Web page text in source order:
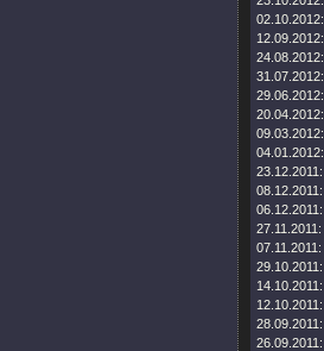
02.10.2012:
12.09.2012:
24.08.2012:
31.07.2012:
29.06.2012:
20.04.2012:
09.03.2012:
04.01.2012:
23.12.2011:
08.12.2011:
06.12.2011:
27.11.2011:
07.11.2011:
29.10.2011:
14.10.2011:
12.10.2011:
28.09.2011:
26.09.2011: